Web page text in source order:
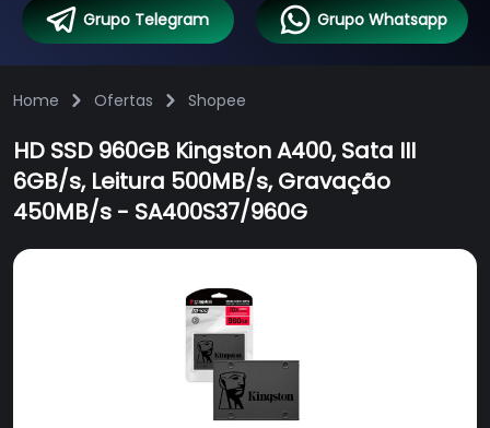
Grupo Telegram Grupo Whatsapp
Home Ofertas Shopee
HD SSD 960GB Kingston A400, Sata III
6GB/s, Leitura 500MB/s, Gravação
450MB/s - SA400S37/960G